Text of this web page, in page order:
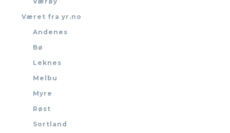
Været fra yr.no
Andenes
Bø
Leknes
Melbu
Myre
Røst
Sortland